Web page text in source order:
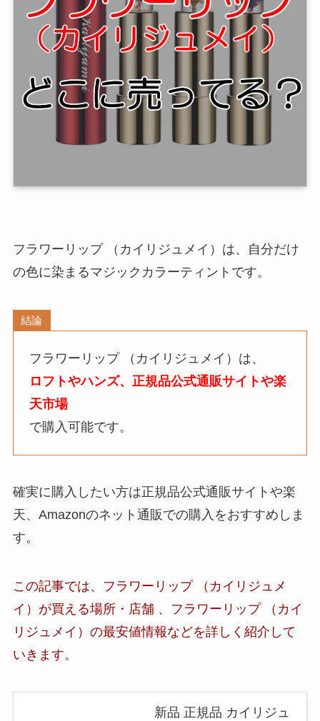
フラワーリップ （カイリジュメイ） は、自分だけ
の色に染まるマジックカラーティントです。
結論
フラワーリップ （カイリジュメイ） は、
ロフトやハンズ、正規品公式通販サイトや楽
天市場
で購入可能です。
確実に購入したい方は正規品公式通販サイトや楽
天、Amazonのネット通販での購入をおすすめしま
す。
この記事では、
フラワーリップ （カイリジュメ
イ） が買える場所・店舗 、
フラワーリップ （カイ
リジュメイ） の最安値情報などを詳しく紹介して
いきます。
新品 正規品 カイリジュ